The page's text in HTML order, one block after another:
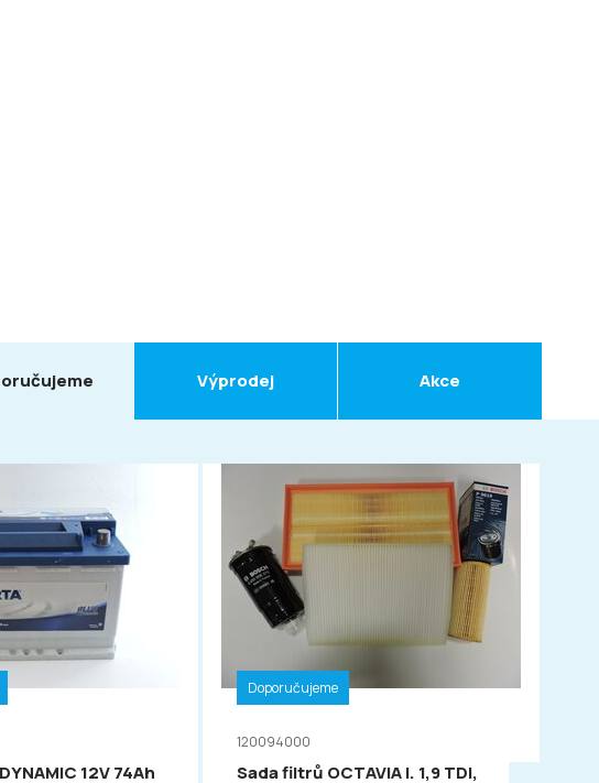
Výprodej Akce
12V 74Ah
Doporučujeme
120094000
Sada filtrů OCTAVIA I. 1,9 TDI,